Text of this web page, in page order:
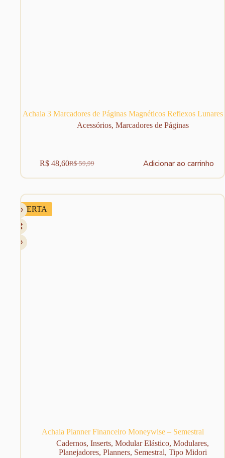
Achala 3 Marcadores de Páginas Magnéticos Reflexos Lunares
Acessórios, Marcadores de Páginas
R$59,99
O
preço
era:
R$48,60O
preço
é:
Adicionar ao carrinho
OFERTA
Achala Planner Financeiro Moneywise – Semestral
Cadernos, Inserts, Modular Elástico, Modulares,
Planejadores, Planners, Semestral, Tipo Midori